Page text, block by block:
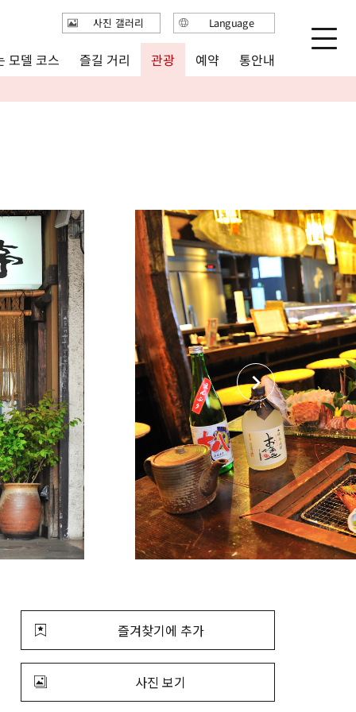
즐겨찾기에 추가
사진 보기
모델 코스 즐길 거리 관광 예약 통안내
사진 갤러리 Language
English
简体中文